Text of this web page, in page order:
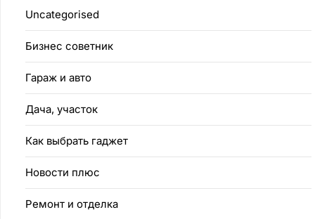
Uncategorised
Бизнес советник
Гараж и авто
Дача, участок
Как выбрать гаджет
Новости плюс
Ремонт и отделка